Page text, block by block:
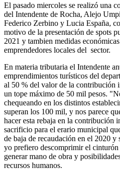
El pasado miercoles se realizó una
del Intendente de Rocha, Alejo
Federico Zerbino y Lucia España,
motivo de la presentación de spots
2021 y tambien medidas
emprendedores locales del sector.
En materia tributaria el Intendente
emprendimientos turísticos del
al 50 % del valor de la contribución
un tope máximo de 50 mil pesos.
chequeando en los distintos
superan los 100 mil, y nos parece
hacer esta rebaja en la contribución
sacrificio para el erario municipal
de baja de recaudación en el 2020
yo prefiero descomprimir el cinturón
generar mano de obra y
recursos humanos.